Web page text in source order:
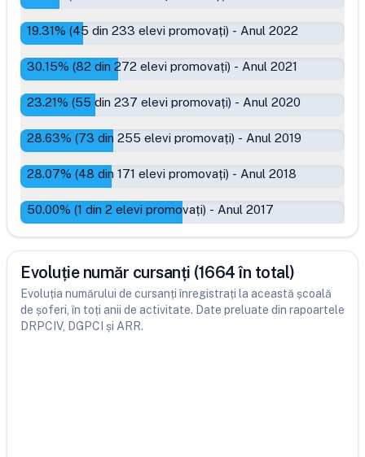
19.31% (45 din 233 elevi promovați) - Anul 2022
30.15% (82 din 272 elevi promovați) - Anul 2021
23.21% (55 din 237 elevi promovați) - Anul 2020
28.63% (73 din 255 elevi promovați) - Anul 2019
28.07% (48 din 171 elevi promovați) - Anul 2018
50.00% (1 din 2 elevi promovați) - Anul 2017
Evoluție număr cursanți (1664 în total)
Evoluția numărului de cursanți înregistrați la această școală
de șoferi, în toți anii de activitate. Date preluate din rapoartele
DRPCIV, DGPCI și ARR.